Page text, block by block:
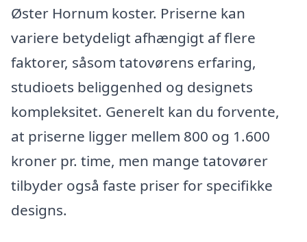
Øster Hornum koster. Priserne kan
variere betydeligt afhængigt af flere
faktorer, såsom tatovørens erfaring,
studioets beliggenhed og designets
kompleksitet. Generelt kan du forvente,
at priserne ligger mellem 800 og 1.600
kroner pr. time, men mange tatovører
tilbyder også faste priser for specifikke
designs.